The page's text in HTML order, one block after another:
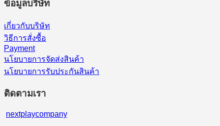
ข้อมูลบริษัท
เกี่ยวกับบริษัท
วิธีการสั่งซื้อ
Payment
นโยบายการจัดส่งสินค้า
นโยบายการรับประกันสินค้า
ติดตามเรา
nextplaycompany